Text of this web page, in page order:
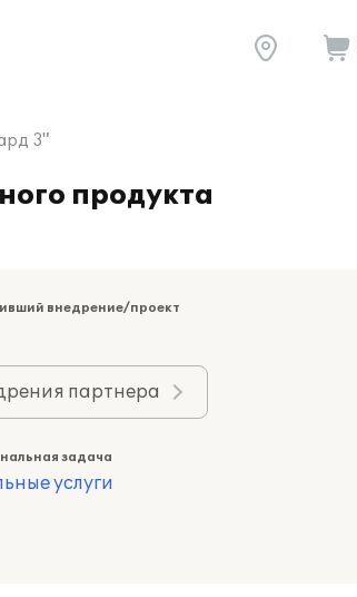
3"
продукта
внедрение/проект
партнера
задача
услуги